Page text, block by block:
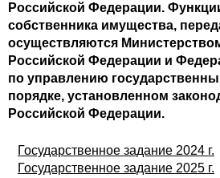
Российской Федерации.
собственника имущества,
осуществляются
Российской Федерации и
по управлению
порядке, установленном
Российской Федерации.
Государственное задание 2024 г.
Государственное задание 2025 г.